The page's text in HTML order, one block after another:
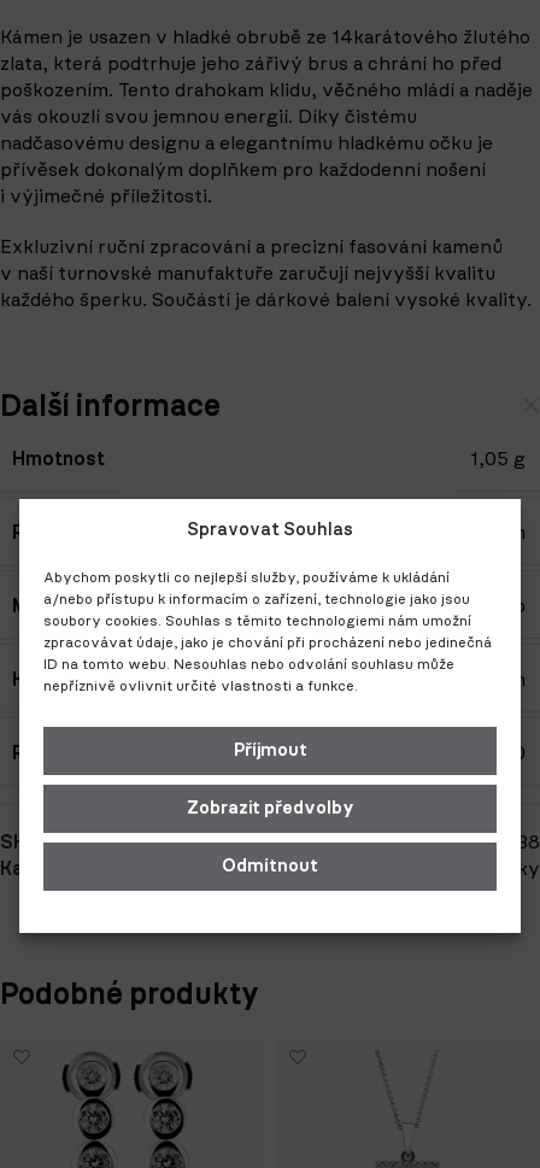
Spravovat Souhlas
Abychom poskytli co nejlepší služby, používáme k ukládání
a/nebo přístupu k informacím o zařízení, technologie jako jsou
soubory cookies. Souhlas s těmito technologiemi nám umožní
zpracovávat údaje, jako je chování při procházení nebo jedinečná
ID na tomto webu. Nesouhlas nebo odvolání souhlasu může
nepříznivě ovlivnit určité vlastnosti a funkce.
Příjmout
Odmítnout
Zobrazit předvolby
Kámen je usazen v hladké obrubě ze 14karátového žlutého
zlata, která podtrhuje jeho zářivý brus a chrání ho před
poškozením. Tento drahokam klidu, věčného mládí a naděje
vás okouzlí svou jemnou energií. Díky čistému
nadčasovému designu a elegantnímu hladkému očku je
přívěsek dokonalým doplňkem pro každodenní nošení
i výjimečné příležitosti.
Exkluzivní ruční zpracování a precizní fasování kamenů
v naší turnovské manufaktuře zaručují nejvyšší kvalitu
každého šperku. Součástí je dárkové balení vysoké kvality.
Další informace
Hmotnost 1,05 g
Rozměry 0,7 × 1,9 cm
Materiál Žluté zlato
Kámen Akvamarín
Ryzost Au 585/1000
SKU:
4438
Kategorie:
Aquadoré,Dárky Přívěsky
Podobné produkty